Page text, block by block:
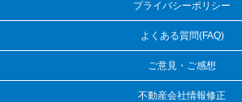
プライバシーポリシー
よくある質問(FAQ)
ご意見・ご感想
不動産会社情報修正